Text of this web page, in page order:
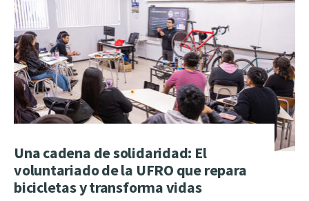
Una cadena de solidaridad: El
voluntariado de la UFRO que repara
bicicletas y transforma vidas